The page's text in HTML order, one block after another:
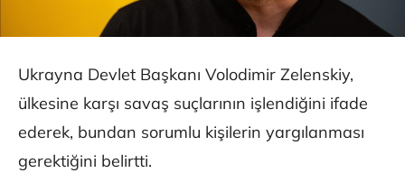
Ukrayna Devlet Başkanı Volodimir Zelenskiy,
ülkesine karşı savaş suçlarının işlendiğini ifade
ederek, bundan sorumlu kişilerin yargılanması
gerektiğini belirtti.